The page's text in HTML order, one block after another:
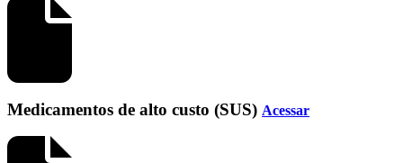
Medicamentos de alto custo (SUS) Acessar